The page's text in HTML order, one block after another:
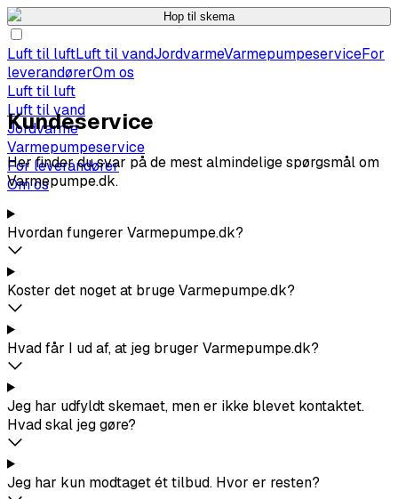
Hop til skema
Luft til luftLuft til vandJordvarmeVarmepumpeserviceFor
leverandørerOm os
Luft til luft
Luft til vand
Jordvarme
Varmepumpeservice
For leverandører
Om os
Kundeservice
Her finder du svar på de mest almindelige spørgsmål om
Varmepumpe.dk.
Hvordan fungerer Varmepumpe.dk?
Koster det noget at bruge Varmepumpe.dk?
Hvad får I ud af, at jeg bruger Varmepumpe.dk?
Jeg har udfyldt skemaet, men er ikke blevet kontaktet.
Hvad skal jeg gøre?
Jeg har kun modtaget ét tilbud. Hvor er resten?